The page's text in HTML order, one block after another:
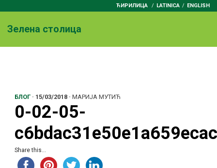
ЋИРИЛИЦА / LATINICA ENGLISH
Зелена столица
БЛОГ · 15/03/2018 · МАРИЈА МУТИЋ
0-02-05-
Share this...